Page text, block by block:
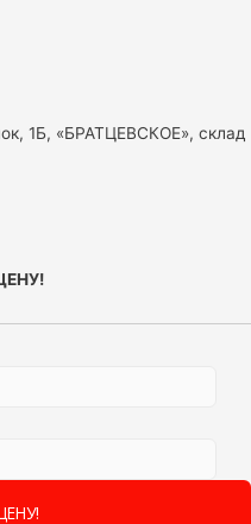
1Б, «БРАТЦЕВСКОЕ», склад